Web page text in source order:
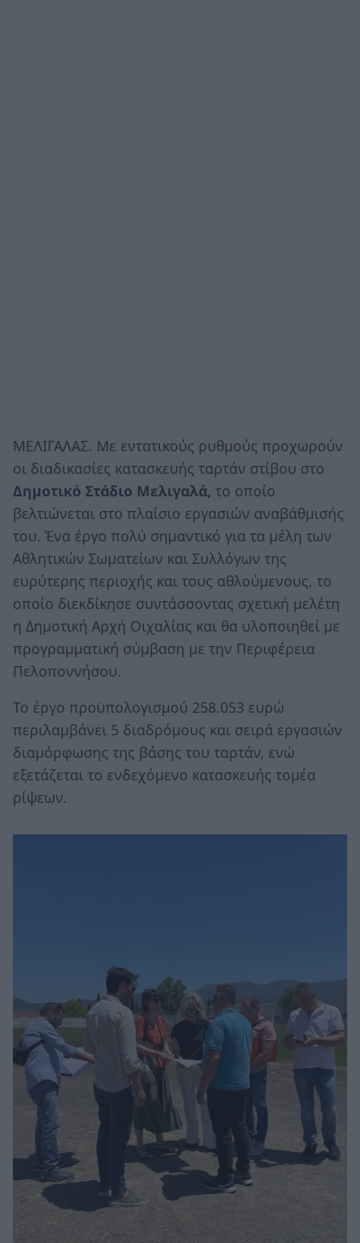
ΜΕΛΙΓΑΛΑΣ. Με εντατικούς ρυθμούς προχωρούν
οι διαδικασίες κατασκευής ταρτάν στίβου στο
Δημοτικό Στάδιο Μελιγαλά, το οποίο
βελτιώνεται στο πλαίσιο εργασιών αναβάθμισής
του. Ένα έργο πολύ σημαντικό για τα μέλη των
Αθλητικών Σωματείων και Συλλόγων της
ευρύτερης περιοχής και τους αθλούμενους, το
οποίο διεκδίκησε συντάσσοντας σχετική μελέτη
η Δημοτική Αρχή Οιχαλίας και θα υλοποιηθεί με
προγραμματική σύμβαση με την Περιφέρεια
Πελοποννήσου.
Το έργο προϋπολογισμού 258.053 ευρώ
περιλαμβάνει 5 διαδρόμους και σειρά εργασιών
διαμόρφωσης της βάσης του ταρτάν, ενώ
εξετάζεται το ενδεχόμενο κατασκευής τομέα
ρίψεων.